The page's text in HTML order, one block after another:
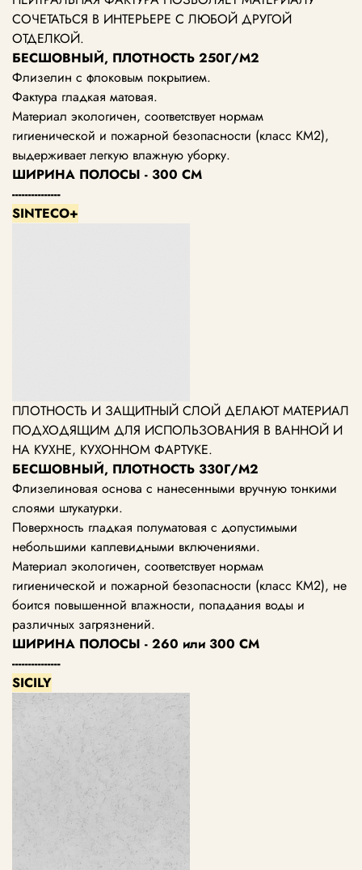
СОЧЕТАТЬСЯ В ИНТЕРЬЕРЕ С ЛЮБОЙ ДРУГОЙ
ОТДЕЛКОЙ.
БЕСШОВНЫЙ, ПЛОТНОСТЬ 250Г/М2
Флизелин с флоковым покрытием.
Фактура гладкая матовая.
Материал экологичен, соответствует нормам
гигиенической и пожарной безопасности (класс KM2),
выдерживает легкую влажную уборку.
ШИРИНА ПОЛОСЫ - 300 СМ
---------------
SINTECO+
ПЛОТНОСТЬ И ЗАЩИТНЫЙ СЛОЙ ДЕЛАЮТ МАТЕРИАЛ
ПОДХОДЯЩИМ ДЛЯ ИСПОЛЬЗОВАНИЯ В ВАННОЙ И
НА КУХНЕ, КУХОННОМ ФАРТУКЕ.
БЕСШОВНЫЙ, ПЛОТНОСТЬ 330Г/М2
Флизелиновая основа с нанесенными вручную тонкими
слоями штукатурки.
Поверхность гладкая полуматовая с допустимыми
небольшими каплевидными включениями.
Материал экологичен, соответствует нормам
гигиенической и пожарной безопасности (класс KM2), не
боится повышенной влажности, попадания воды и
различных загрязнений.
ШИРИНА ПОЛОСЫ - 260 или 300 СМ
---------------
SICILY